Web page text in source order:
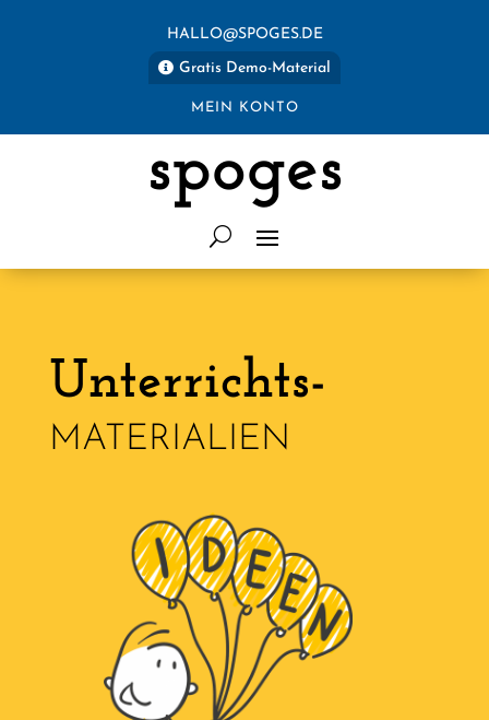
HALLO@SPOGES.DE
Gratis Demo-Material
MEIN KONTO
spoges
Unterrichts-
MATERIALIEN